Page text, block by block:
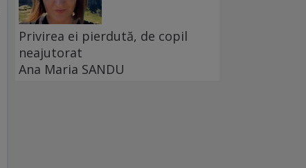
Privirea ei pierdută, de copil
neajutorat
Ana Maria SANDU